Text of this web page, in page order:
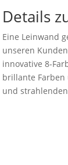
Details
Eine Leinwand
unseren
innovative 8-
brillante
und